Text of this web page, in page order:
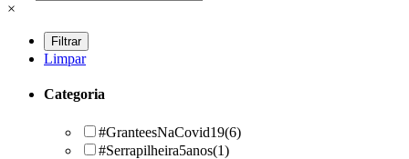
×
Limpar
Categoria
#GranteesNaCovid19(6)
#Serrapilheira5anos(1)